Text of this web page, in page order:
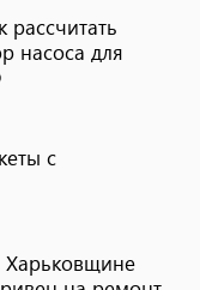
насоса для
с
Харьковщине